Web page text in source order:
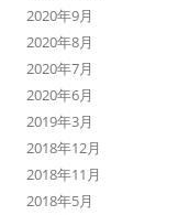
2020年9月
2020年8月
2020年7月
2020年6月
2019年3月
2018年12月
2018年11月
2018年5月